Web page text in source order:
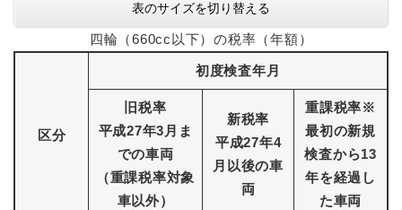
表のサイズを切り替える
四輪（660cc以下）の税率（年額）
区分
初度検査年月
旧税率
平成27年3月ま
での車両
（重課税率対象
車以外）
新税率
平成27年4
月以後の車
両
重課税率※
最初の新規
検査から13
年を経過し
た車両